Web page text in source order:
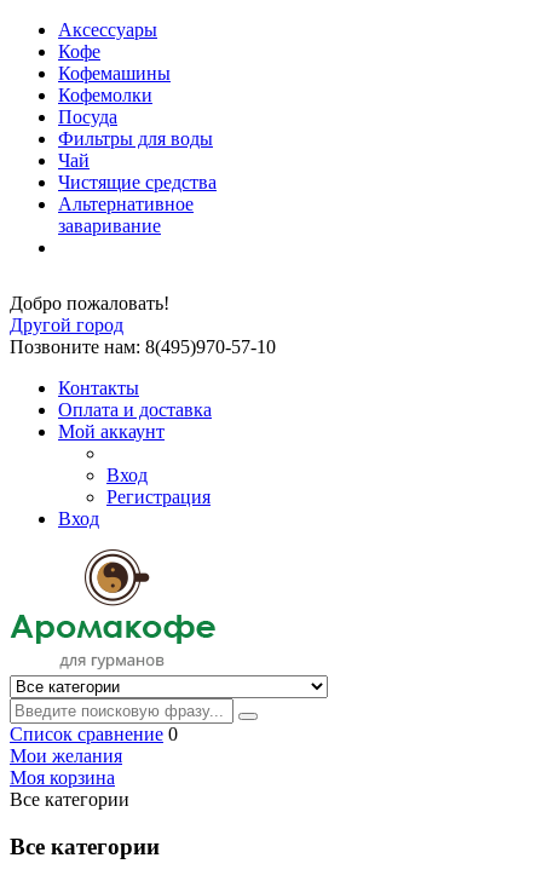
Аксессуары
Кофе
Кофемашины
Кофемолки
Посуда
Фильтры для воды
Чай
Чистящие средства
Альтернативное
заваривание
Добро пожаловать!
Другой город
Позвоните нам: 8(495)970-57-10
Контакты
Оплата и доставка
Мой аккаунт
Вход
Регистрация
Вход
Список сравнение 0
Мои желания
Моя корзина
Все категории
Все категории